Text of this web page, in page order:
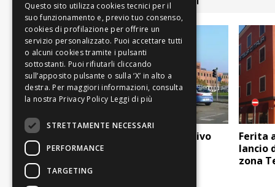
Nel modenese in arrivo
più agenti di polizia
Ferita
lancio
zona
Leggi di più
STRETTAMENTE NECESSARI
PERFORMANCE
TARGETING